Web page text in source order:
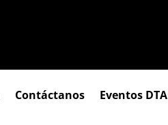
Contáctanos Eventos DTA